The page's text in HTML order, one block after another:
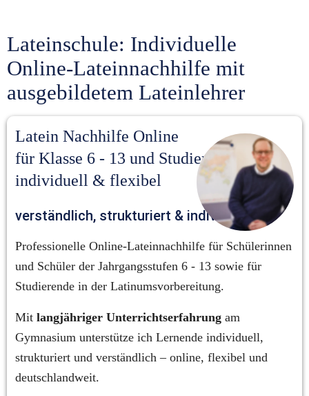
Lateinschule: Individuelle
Online-Lateinnachhilfe mit
ausgebildetem Lateinlehrer
Latein Nachhilfe Online
für Klasse 6 - 13 und Studierende –
individuell & flexibel
verständlich, strukturiert & individuell
Professionelle Online-Lateinnachhilfe für Schülerinnen
und Schüler der Jahrgangsstufen 6 - 13 sowie für
Studierende in der Latinumsvorbereitung.
Mit langjähriger Unterrichtserfahrung am
Gymnasium unterstütze ich Lernende individuell,
strukturiert und verständlich – online, flexibel und
deutschlandweit.